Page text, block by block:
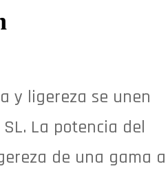
y ligereza se unen
La potencia del
de una gama a